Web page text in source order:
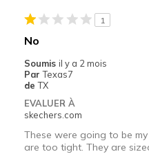
1
No
Soumis il y a 2 mois
Par Texas7
de TX
EVALUER À
skechers.com
These were going to be
are too tight. They are